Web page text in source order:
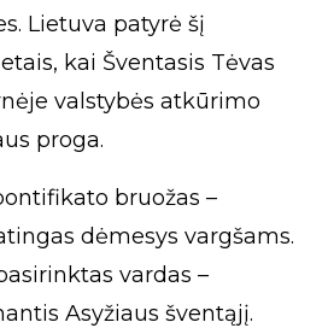
Lietuva patyrė šį
kai Šventasis Tėvas
valstybės atkūrimo
proga.
bruožas –
dėmesys vargšams.
vardas –
Asyžiaus šventąjį.